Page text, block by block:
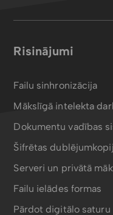
Risinājumi
Failu sinhronizācija
Mākslīgā intelekta
Dokumentu vadības
Šifrētas
Serveri un privātā
Failu ielādes formas
Pārdot digitālo saturu